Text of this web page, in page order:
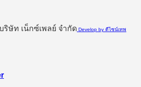
ษัท เน็กซ์เพลย์ จำกัด Develop by ดีไซน์เทพ